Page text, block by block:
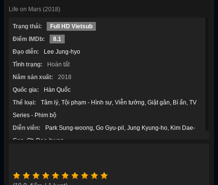
Life on Mars (2018)
Trạng thái:
Full HD Vietsub
Điểm IMDb:
8.1
Đạo diễn:
Lee Jung-hyo
Tình trạng:
Hoàn tất
Năm sản xuất:
2018
Quốc gia:
Hàn Quốc
Thể loại:
Tâm lý Tội phạm - Hình sự Viễn tưởng Giật gân Bí ẩn TV
Series - Phim bộ
Diễn viên:
Park Sung-woong Go Gyu-pil Jung Kyung-ho Kim Dae-
Gon Oh Dae-hwan